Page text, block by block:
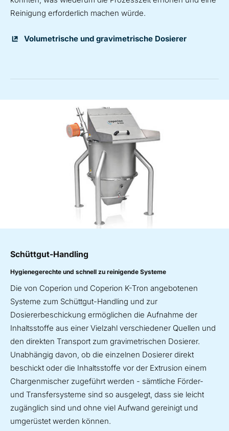
Reinigung erforderlich machen würde.
Volumetrische und gravimetrische Dosierer
Schüttgut-Handling
Hygienegerechte und schnell zu reinigende Systeme
Die von Coperion und Coperion K-Tron angebotenen
Systeme zum Schüttgut-Handling und zur
Dosiererbeschickung ermöglichen die Aufnahme der
Inhaltsstoffe aus einer Vielzahl verschiedener Quellen und
den direkten Transport zum gravimetrischen Dosierer.
Unabhängig davon, ob die einzelnen Dosierer direkt
beschickt oder die Inhaltsstoffe vor der Extrusion einem
Chargenmischer zugeführt werden - sämtliche Förder-
und Transfersysteme sind so ausgelegt, dass sie leicht
zugänglich sind und ohne viel Aufwand gereinigt und
umgerüstet werden können.